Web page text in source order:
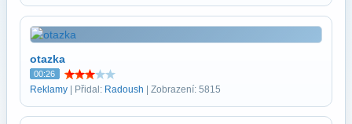
otazka
00:26
Reklamy | Přidal: Radoush | Zobrazení: 5815